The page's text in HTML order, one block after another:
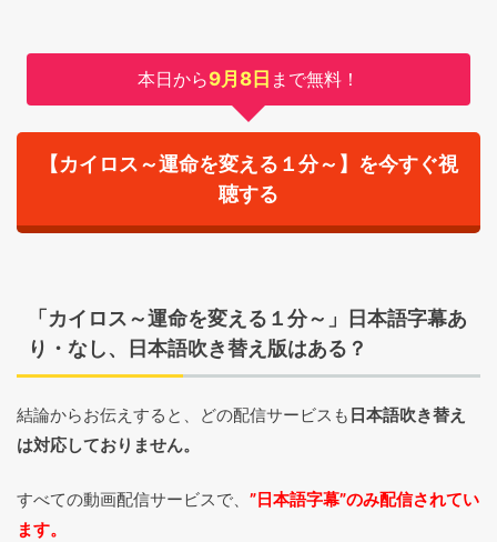
本日から9月8日 まで無料！
【カイロス～運命を変える１分～】を今すぐ視
聴する
「カイロス～運命を変える１分～」日本語字幕あ
り・なし、日本語吹き替え版はある？
結論からお伝えすると、どの配信サービスも 日本語吹き替え
は対応しておりません。
すべての動画配信サービスで、 ”日本語字幕”のみ配信されてい
ます。